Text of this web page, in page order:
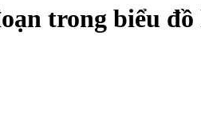
trong biểu